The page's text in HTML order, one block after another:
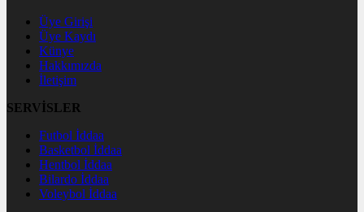
Üye Girişi
Üye Kaydı
Künye
Hakkımızda
İletişim
SERVİSLER
Futbol İddaa
Basketbol İddaa
Hentbol İddaa
Bilardo İddaa
Voleybol İddaa